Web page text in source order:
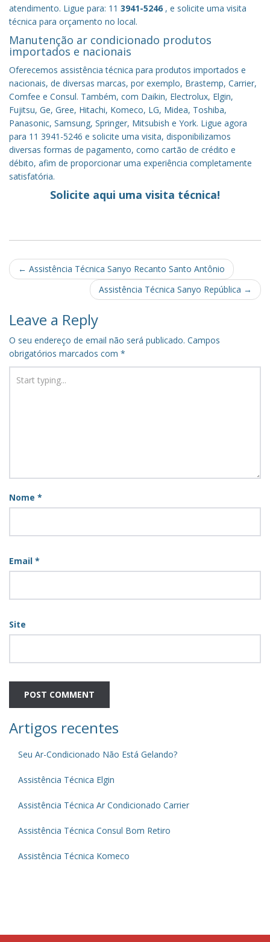
atendimento. Ligue para: 11 3941-5246 , e solicite uma visita
técnica para orçamento no local.
Manutenção ar condicionado produtos
importados e nacionais
Oferecemos assistência técnica para produtos importados e
nacionais, de diversas marcas, por exemplo, Brastemp, Carrier,
Comfee e Consul. Também, com Daikin, Electrolux, Elgin,
Fujitsu, Ge, Gree, Hitachi, Komeco, LG, Midea, Toshiba,
Panasonic, Samsung, Springer, Mitsubish e York. Ligue agora
para 11 3941-5246 e solicite uma visita, disponibilizamos
diversas formas de pagamento, como cartão de crédito e
débito, afim de proporcionar uma experiência completamente
satisfatória.
Solicite aqui uma visita técnica!
Post
navigation
← Assistência Técnica Sanyo Recanto Santo Antônio
Assistência Técnica Sanyo República →
Leave a Reply
O seu endereço de email não será publicado. Campos
obrigatórios marcados com *
Nome *
Email *
Site
Artigos recentes
Seu Ar-Condicionado Não Está Gelando?
Assistência Técnica Elgin
Assistência Técnica Ar Condicionado Carrier
Assistência Técnica Consul Bom Retiro
Assistência Técnica Komeco